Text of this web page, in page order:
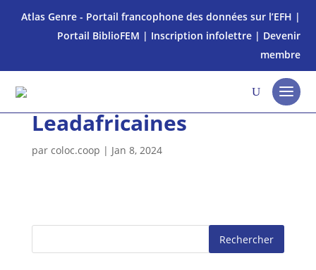
Atlas Genre - Portail francophone des données sur l’EFH |
Portail BiblioFEM | Inscription infolettre| Devenir
membre
Leadafricaines
par coloc.coop | Jan 8, 2024
Rechercher